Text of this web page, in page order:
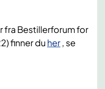
fra Bestillerforum for
finner du her , se